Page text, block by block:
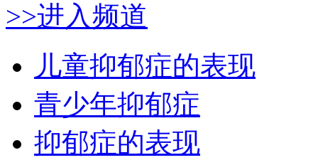
>>进入频道
儿童抑郁症的表现
青少年抑郁症
抑郁症的表现